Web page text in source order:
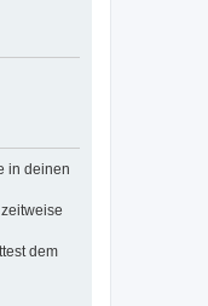
in deinen
dem